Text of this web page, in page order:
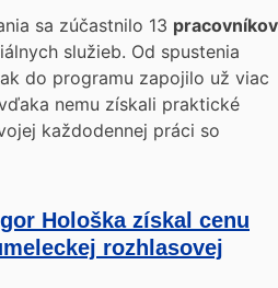
sa zúčastnilo 13 pracovníkov
služieb. Od spustenia
do programu zapojilo už viac
nemu získali praktické
každodennej práci so
Hološka získal cenu
rozhlasovej